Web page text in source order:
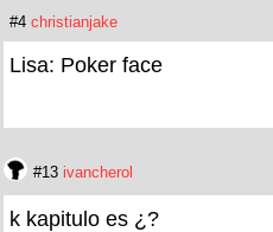
#4 christianjake
Lisa: Poker face
#13 ivancherol
k kapitulo es ¿?